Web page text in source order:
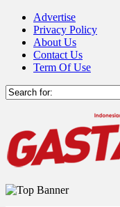
Advertise
Privacy Policy
About Us
Contact Us
Term Of Use